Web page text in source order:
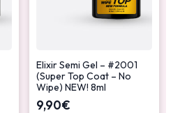
Elixir Semi Gel – #2001
(Super Top Coat – No
Wipe) NEW! 8ml
9,90€